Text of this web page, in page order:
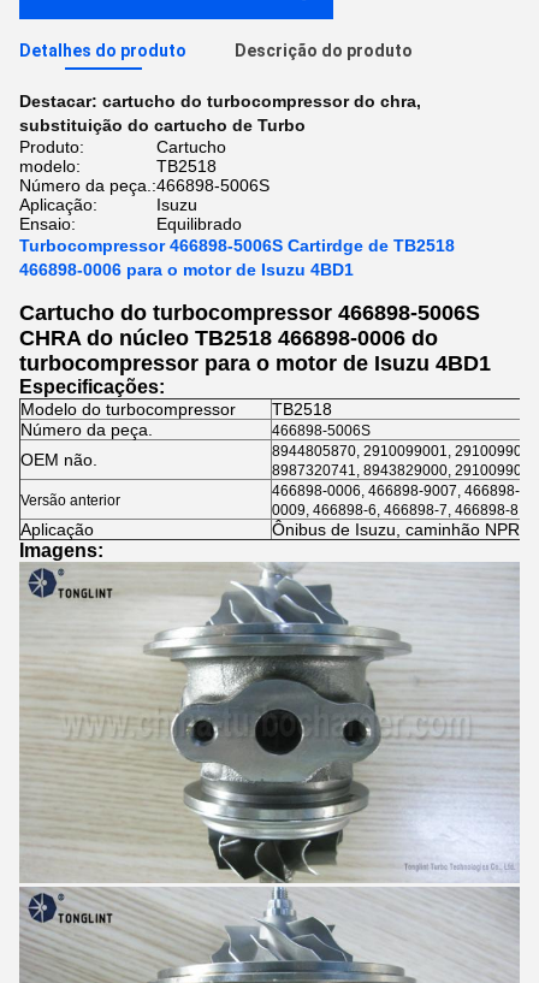
Detalhes do produto Descrição do produto
Destacar: cartucho do turbocompressor do chra,
substituição do cartucho de Turbo
Produto:
Cartucho
modelo:
TB2518
Número da peça.:466898-5006S
Aplicação:
Isuzu
Ensaio:
Equilibrado
Turbocompressor 466898-5006S Cartirdge de TB2518
466898-0006 para o motor de Isuzu 4BD1
Cartucho do turbocompressor 466898-5006S
CHRA do núcleo TB2518 466898-0006 do
turbocompressor para o motor de Isuzu 4BD1
Especificações:
Modelo do turbocompressor
TB2518
Número da peça.
466898-5006S
OEM não.
8944805870, 2910099001,
8987320741, 8943829000,
Versão anterior
466898-0006, 466898-9007, 466898-
0009, 466898-6, 466898-7, 466898-8,
Aplicação Ônibus de Isuzu, caminhão NPR
Imagens: